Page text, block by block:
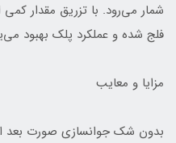
شمار می‌رود. با تزریق مقدار
فلج شده و عملکرد پلک بهبود
مزایا و معایب
بدون شک جوانسازی صورت بعد